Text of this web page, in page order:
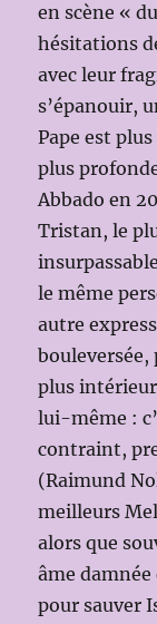
en scène «
hésitations
avec leur
s’épanouir,
Pape est
plus
Abbado en
Tristan, le
le même
autre
plus
lui-même :
contraint,
(Raimund
meilleurs
alors que
âme
pour sauver